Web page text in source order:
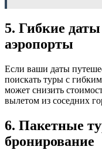
5. Гибкие
аэропорты
Если ваши даты
поискать туры с
может снизить
вылетом из соседних
6. Пакетные
бронирование